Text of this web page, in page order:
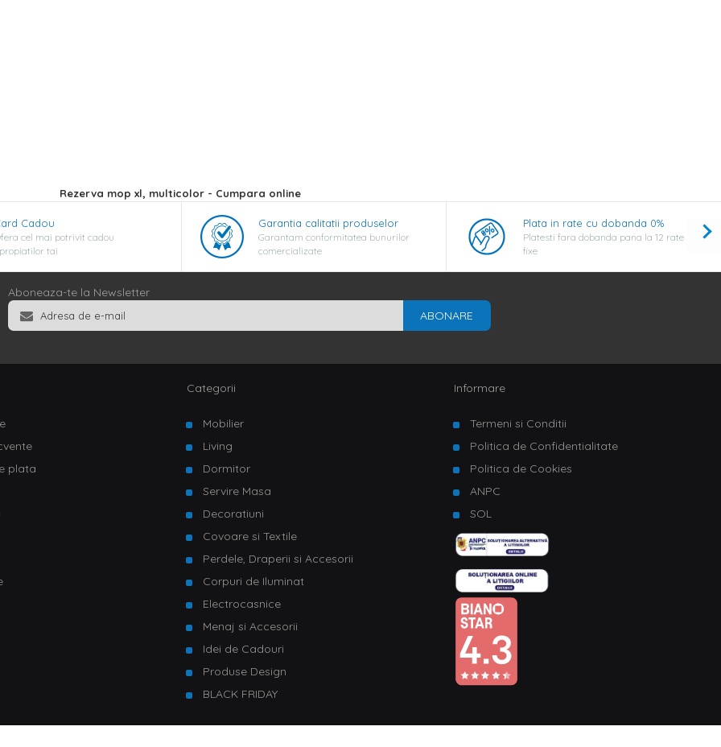
Rezerva mop xl, multicolor - Cumpara online
Cadou
cel mai potrivit cadou
tai
Garantia calitatii produselor
Garantam conformitatea bunurilor
comercializate
Plata in rate cu dobanda 0%
Platesti fara dobanda pana la 12 rate
fixe
Aboneaza-te la Newsletter
ABONARE
plata
Categorii
Mobilier
Living
Dormitor
Servire Masa
Decoratiuni
Covoare si Textile
Perdele, Draperii si Accesorii
Corpuri de Iluminat
Electrocasnice
Menaj si Accesorii
Idei de Cadouri
Produse Design
BLACK FRIDAY
Informare
Termeni si Conditii
Politica de Confidentialitate
Politica de Cookies
ANPC
SOL